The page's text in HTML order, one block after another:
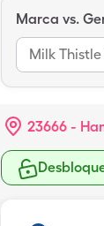
de SingleCare.
Marca vs.
Milk
23666 -